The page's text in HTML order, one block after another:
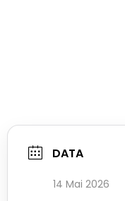
DATA
14 Mai 2026